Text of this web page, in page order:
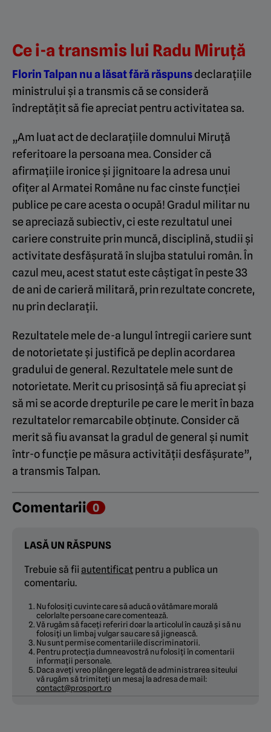
Ce i-a transmis lui Radu Miruță
Florin Talpan nu a lăsat fără răspunsdeclarațiile
ministrului și a transmis că se consideră
îndreptățit să fie apreciat pentru activitatea sa.
„Am luat act de declarațiile domnului Miruță
referitoare la persoana mea. Consider că
afirmațiile ironice și jignitoare la adresa unui
ofițer al Armatei Române nu fac cinste funcției
publice pe care acesta o ocupă! Gradul militar nu
se apreciază subiectiv, ci este rezultatul unei
cariere construite prin muncă, disciplină, studii și
activitate desfășurată în slujba statului român. În
cazul meu, acest statut este câștigat în peste 33
de ani de carieră militară, prin rezultate concrete,
nu prin declarații.
Rezultatele mele de-a lungul întregii cariere sunt
de notorietate și justifică pe deplin acordarea
gradului de general. Rezultatele mele sunt de
notorietate. Merit cu prisosință să fiu apreciat și
să mi se acorde drepturile pe care le merit în baza
rezultatelor remarcabile obținute. Consider că
merit să fiu avansat la gradul de general și numit
într-o funcție pe măsura activității desfășurate”,
a transmis Talpan.
Comentarii 0
LASĂ UN RĂSPUNS
Trebuie să fii autentificat pentru a publica un
comentariu.
Nu folosiți cuvinte care să aducă o vătămare morală
celorlalte persoane care comentează.
Vă rugăm să faceți referiri doar la articolul în cauză și să nu
folosiți un limbaj vulgar sau care să jignească.
Nu sunt permise comentariile discriminatorii.
Pentru protecția dumneavostră nu folosiți în comentarii
informații personale.
Daca aveți vreo plângere legată de administrarea siteului
vă rugăm să trimiteți un mesaj la adresa de mail:
contact@prosport.ro